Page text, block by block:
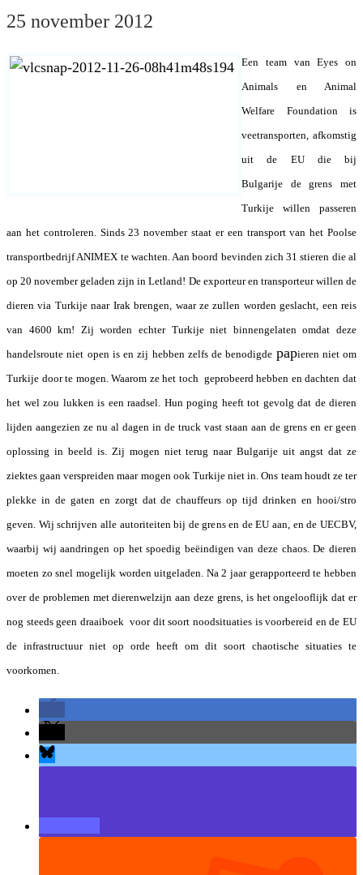
25 november 2012
Een team van Eyes on
Animals en Animal
Welfare Foundation is
veetransporten, afkomstig
uit de EU die bij
Bulgarije de grens met
Turkije willen passeren
aan het controleren. Sinds 23 november staat er een transport van het Poolse
transportbedrijf ANIMEX te wachten. Aan boord bevinden zich 31 stieren die al
op 20 november geladen zijn in Letland! De exporteur en transporteur willen de
dieren via Turkije naar Irak brengen, waar ze zullen worden geslacht, een reis
van 4600 km! Zij worden echter Turkije niet binnengelaten omdat deze
handelsroute niet open is en zij hebben zelfs de benodigde papieren niet om
Turkije door te mogen. Waarom ze het toch geprobeerd hebben en dachten dat
het wel zou lukken is een raadsel. Hun poging heeft tot gevolg dat de dieren
lijden aangezien ze nu al dagen in de truck vast staan aan de grens en er geen
oplossing in beeld is. Zij mogen niet terug naar Bulgarije uit angst dat ze
ziektes gaan verspreiden maar mogen ook Turkije niet in. Ons team houdt ze ter
plekke in de gaten en zorgt dat de chauffeurs op tijd drinken en hooi/stro
geven. Wij schrijven alle autoriteiten bij de grens en de EU aan, en de UECBV,
waarbij wij aandringen op het spoedig beëindigen van deze chaos. De dieren
moeten zo snel mogelijk worden uitgeladen. Na 2 jaar gerapporteerd te hebben
over de problemen met dierenwelzijn aan deze grens, is het ongelooflijk dat er
nog steeds geen draaiboek voor dit soort noodsituaties is voorbereid en de EU
de infrastructuur niet op orde heeft om dit soort chaotische situaties te
voorkomen.